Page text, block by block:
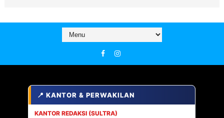
📍 KANTOR & PERWAKILAN
KANTOR REDAKSI (SULTRA)